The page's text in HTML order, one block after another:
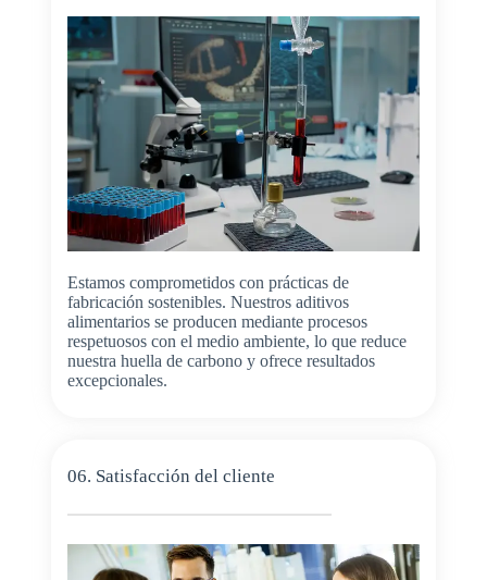
Estamos comprometidos con prácticas de
fabricación sostenibles. Nuestros aditivos
alimentarios se producen mediante procesos
respetuosos con el medio ambiente, lo que reduce
nuestra huella de carbono y ofrece resultados
excepcionales.
06. Satisfacción del cliente